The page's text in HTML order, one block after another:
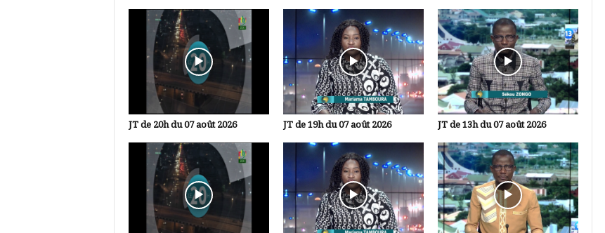
JT de 20h du 07 août 2026 JT de 19h du 07 août 2026 JT de 13h du 07 août 2026